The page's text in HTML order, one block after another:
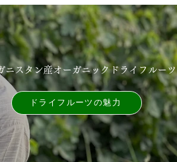
ニスタン産オーガニックドライフルーツ
ドライフルーツの魅⼒